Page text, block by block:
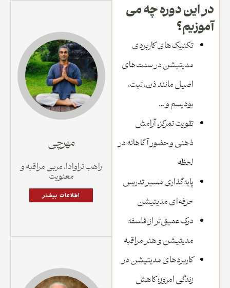
مهرچی
راهب تراوادا، مربی مراقبه و
معنویت
اطلاعات بیشتر
در این دوره چه می
آموزیم؟
تکنیک‌های کاربردی
مدیتیشن در سنت‌های
اصیل مانند ذن، تبت،
بودیسم و …
تقویت تمرکز، آرامش
ذهنی و حضور آگاهانه در
لحظه
پایه‌گذاری مسیر تدریس
حرفه‌ای مدیتیشن
درک عمیق‌تر از فلسفه
مدیتیشن و هنر مراقبه
کاربردهای مدیتیشن در
زندگی امروز: کاهش